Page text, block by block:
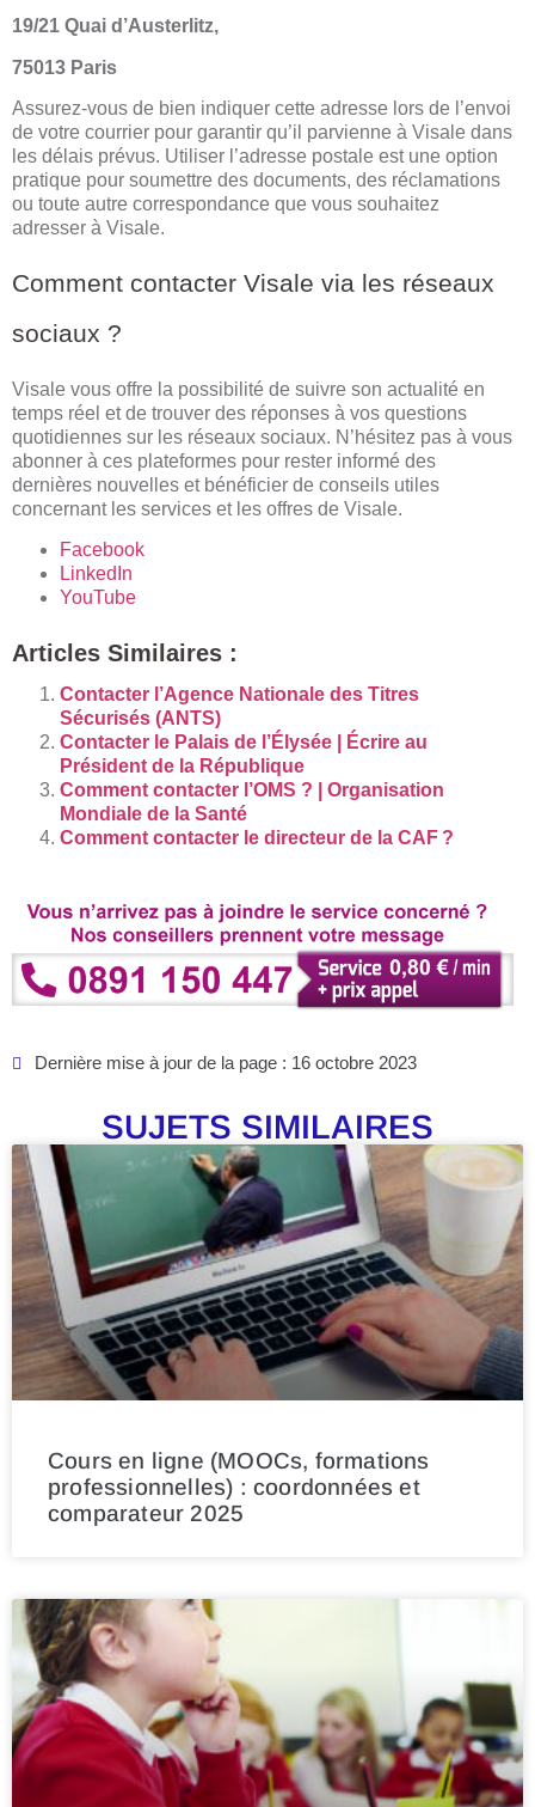
19/21 Quai d’Austerlitz,
75013 Paris
Assurez-vous de bien indiquer cette adresse lors de l’envoi
de votre courrier pour garantir qu’il parvienne à Visale dans
les délais prévus. Utiliser l’adresse postale est une option
pratique pour soumettre des documents, des réclamations
ou toute autre correspondance que vous souhaitez
adresser à Visale.
Comment contacter Visale via les réseaux
sociaux ?
Visale vous offre la possibilité de suivre son actualité en
temps réel et de trouver des réponses à vos questions
quotidiennes sur les réseaux sociaux. N’hésitez pas à vous
abonner à ces plateformes pour rester informé des
dernières nouvelles et bénéficier de conseils utiles
concernant les services et les offres de Visale.
Facebook
LinkedIn
YouTube
Articles Similaires :
Contacter l’Agence Nationale des Titres
Sécurisés (ANTS)
Contacter le Palais de l’Élysée | Écrire au
Président de la République
Comment contacter l’OMS ? | Organisation
Mondiale de la Santé
Comment contacter le directeur de la CAF ?
Dernière mise à jour de la page : 16 octobre 2023
SUJETS SIMILAIRES
Cours en ligne (MOOCs, formations
professionnelles) : coordonnées et
comparateur 2025